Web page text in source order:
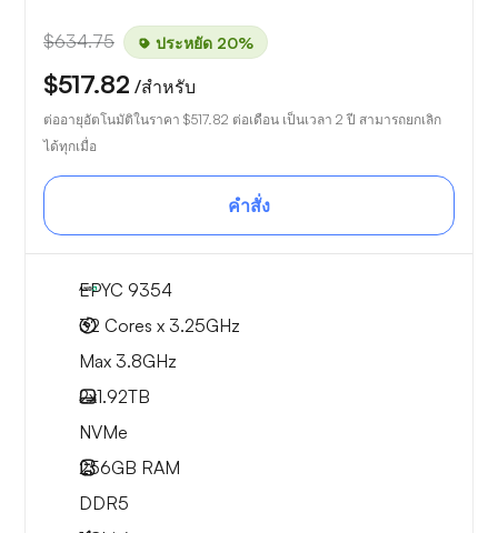
$634.75 ประหยัด 20%
$517.82 /สำหรับ
ต่ออายุอัตโนมัติในราคา $517.82 ต่อเดือน เป็นเวลา 2 ปี สามารถยกเลิก
ได้ทุกเมื่อ
คำสั่ง
EPYC 9354
32 Cores x 3.25GHz
Max 3.8GHz
2x1.92TB
NVMe
256GB RAM
DDR5